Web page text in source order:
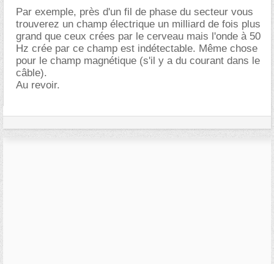
Par exemple, près d'un fil de phase du secteur vous
trouverez un champ électrique un milliard de fois plus
grand que ceux crées par le cerveau mais l'onde à 50
Hz crée par ce champ est indétectable. Même chose
pour le champ magnétique (s'il y a du courant dans le
câble).
Au revoir.